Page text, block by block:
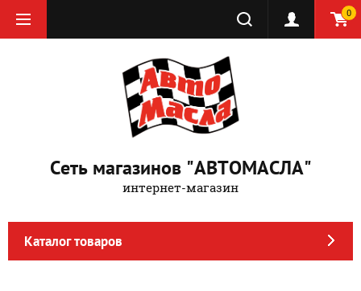
0
Сеть магазинов "АВТОМАСЛА"
интернет-магазин
Каталог товаров